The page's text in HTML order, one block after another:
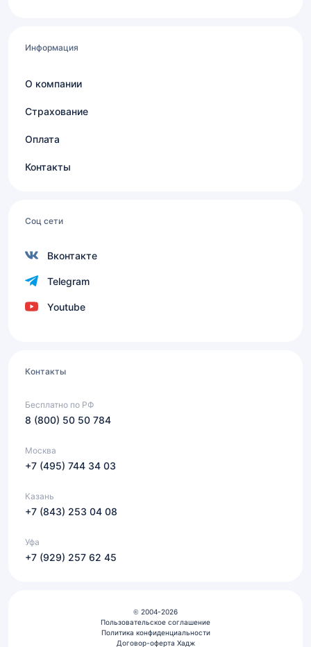
Информация
О компании
Страхование
Оплата
Контакты
Соц сети
Вконтакте
Telegram
Youtube
Контакты
Бесплатно по РФ
8 (800) 50 50 784
Москва
+7 (495) 744 34 03
Казань
+7 (843) 253 04 08
Уфа
+7 (929) 257 62 45
© 2004-2026
Пользовательское соглашение
Политика конфиденциальности
Договор-оферта Хадж